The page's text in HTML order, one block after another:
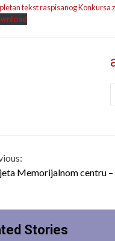
tekst raspisanog Konkursa
Memorijalnom centru
Stories